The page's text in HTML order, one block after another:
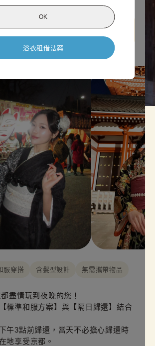
OK
浴衣租借法案
預約此方案
服穿搭 含髮型設計 無需攜帶物品
盡情玩到夜晚的您！
標準和服方案】與【隔日歸還】結合
午3點前歸還，當天不必擔心歸還時
地享受京都。